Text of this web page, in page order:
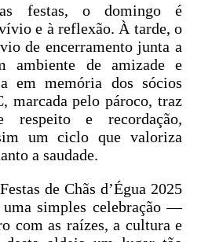
festas, o domingo é
e à reflexão. À tarde, o
de encerramento junta a
ambiente de amizade e
em memória dos sócios
marcada pelo pároco, traz
respeito e recordação,
um ciclo que valoriza
a saudade.
de Chãs d’Égua 2025
uma simples celebração —
com as raízes, a cultura e